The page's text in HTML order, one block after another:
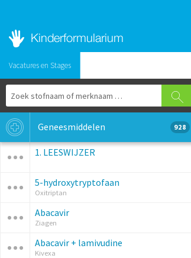
Vacatures en Stages
Geneesmiddelen 928
1. LEESWIJZER
5-hydroxytryptofaan
Oxitriptan
Abacavir
Ziagen
Abacavir + lamivudine
Kivexa